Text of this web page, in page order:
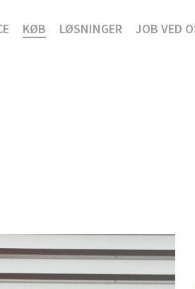
KØB LØSNINGER JOB VED